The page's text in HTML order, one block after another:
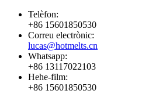
Telèfon:
+86 15601850530
Correu electrònic:
lucas@hotmelts.cn
Whatsapp:
+86 13117022103
Hehe-film:
+86 15601850530